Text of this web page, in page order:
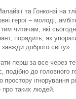
та Гонконзі на
герої – молоді,
читачам, які
порадить, як
доброго світу».
перш за все через
до головного
ігнорування
про таких людей.